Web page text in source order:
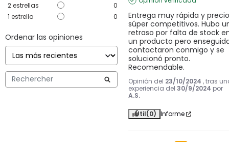
2estrellas
0
1 estrella 0
Ordenar las opiniones
Entrega muy rápida y
súper competitivos. Hubo
retraso por falta de stock
un producto pero
contactaron conmigo y se
solucionó pronto.
Recomendable.
Opinión del 23/10/2024 , tras
experiencia del 30/9/2024 por
A.S.
Útil(0) Informe